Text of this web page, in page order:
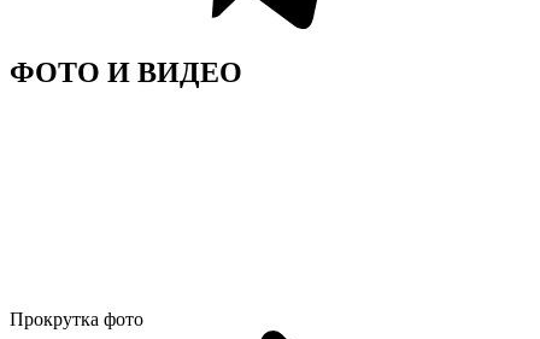
ФОТО И ВИДЕО
Прокрутка фото